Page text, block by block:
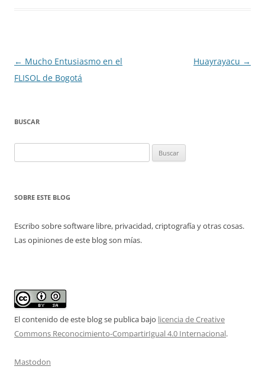
Navegación
de
← Mucho Entusiasmo en el
FLISOL de Bogotá
Huayrayacu →
BUSCAR
SOBRE ESTE BLOG
Escribo sobre software libre, privacidad, criptografía y otras cosas.
Las opiniones de este blog son mías.
El contenido de este blog se publica bajo licencia de Creative
Commons Reconocimiento-CompartirIgual 4.0 Internacional.
Mastodon